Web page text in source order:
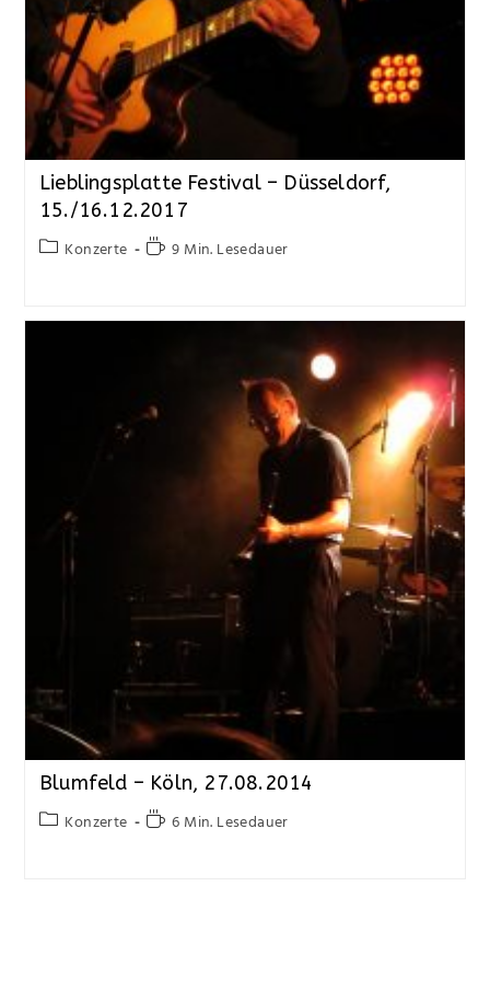
Lieblingsplatte Festival – Düsseldorf,
15./16.12.2017
Konzerte 9 Min. Lesedauer
Blumfeld – Köln, 27.08.2014
Konzerte 6 Min. Lesedauer